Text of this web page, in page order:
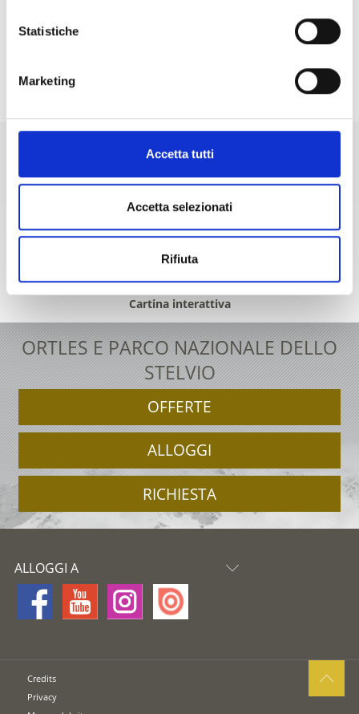
Statistiche
Marketing
Accetta tutti
Accetta selezionati
Rifiuta
+39 0473 61 30 15 info@ortlergebiet.it
Cartina interattiva
ORTLES E PARCO NAZIONALE DELLO
STELVIO
OFFERTE
ALLOGGI
RICHIESTA
ALLOGGI A
Credits
Privacy